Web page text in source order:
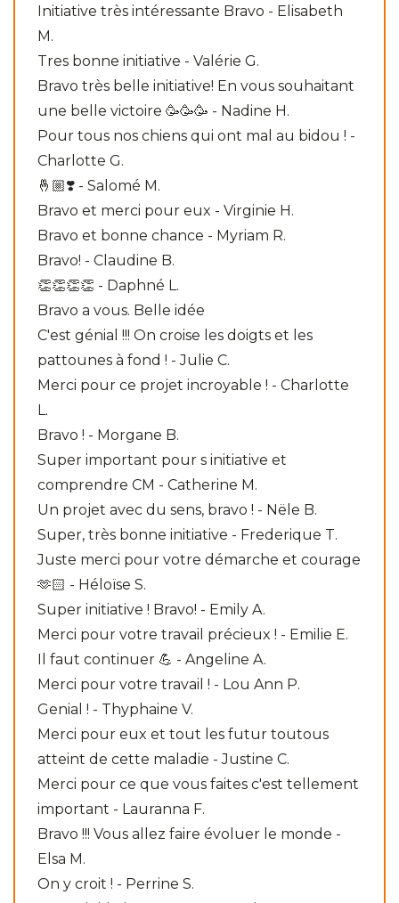
Initiative très intéressante Bravo - Elisabeth
M.
Tres bonne initiative - Valérie G.
Bravo très belle initiative! En vous souhaitant
une belle victoire 🥳🥳🥳 - Nadine H.
Pour tous nos chiens qui ont mal au bidou ! -
Charlotte G.
🤞🏼❣️ - Salomé M.
Bravo et merci pour eux - Virginie H.
Bravo et bonne chance - Myriam R.
Bravo! - Claudine B.
👏👏👏👏 - Daphné L.
Bravo a vous. Belle idée
C'est génial !!! On croise les doigts et les
pattounes à fond ! - Julie C.
Merci pour ce projet incroyable ! - Charlotte
L.
Bravo ! - Morgane B.
Super important pour s initiative et
comprendre CM - Catherine M.
Un projet avec du sens, bravo ! - Nële B.
Super, très bonne initiative - Frederique T.
Juste merci pour votre démarche et courage
🫶🏻 - Héloïse S.
Super initiative ! Bravo! - Emily A.
Merci pour votre travail précieux ! - Emilie E.
Il faut continuer 💪 - Angeline A.
Merci pour votre travail ! - Lou Ann P.
Genial ! - Thyphaine V.
Merci pour eux et tout les futur toutous
atteint de cette maladie - Justine C.
Merci pour ce que vous faites c'est tellement
important - Lauranna F.
Bravo !!! Vous allez faire évoluer le monde -
Elsa M.
On y croit ! - Perrine S.